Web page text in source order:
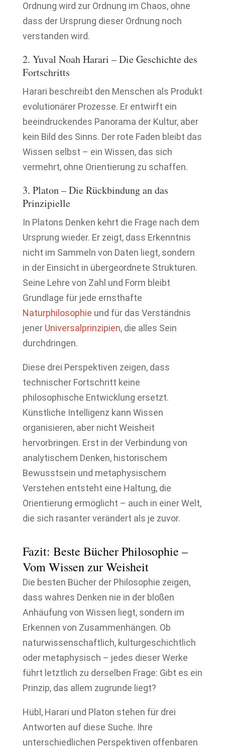
Ordnung wird zur Ordnung im Chaos, ohne
dass der Ursprung dieser Ordnung noch
verstanden wird.
2. Yuval Noah Harari – Die Geschichte des
Fortschritts
Harari beschreibt den Menschen als Produkt
evolutionärer Prozesse. Er entwirft ein
beeindruckendes Panorama der Kultur, aber
kein Bild des Sinns. Der rote Faden bleibt das
Wissen selbst – ein Wissen, das sich
vermehrt, ohne Orientierung zu schaffen.
3. Platon – Die Rückbindung an das
Prinzipielle
In Platons Denken kehrt die Frage nach dem
Ursprung wieder. Er zeigt, dass Erkenntnis
nicht im Sammeln von Daten liegt, sondern
in der Einsicht in übergeordnete Strukturen.
Seine Lehre von Zahl und Form bleibt
Grundlage für jede ernsthafte
Naturphilosophie und für das Verständnis
jener Universalprinzipien, die alles Sein
durchdringen.
Diese drei Perspektiven zeigen, dass
technischer Fortschritt keine
philosophische Entwicklung ersetzt.
Künstliche Intelligenz kann Wissen
organisieren, aber nicht Weisheit
hervorbringen. Erst in der Verbindung von
analytischem Denken, historischem
Bewusstsein und metaphysischem
Verstehen entsteht eine Haltung, die
Orientierung ermöglicht – auch in einer Welt,
die sich rasanter verändert als je zuvor.
Fazit: Beste Bücher Philosophie –
Vom Wissen zur Weisheit
Die besten Bücher der Philosophie zeigen,
dass wahres Denken nie in der bloßen
Anhäufung von Wissen liegt, sondern im
Erkennen von Zusammenhängen. Ob
naturwissenschaftlich, kulturgeschichtlich
oder metaphysisch – jedes dieser Werke
führt letztlich zu derselben Frage: Gibt es ein
Prinzip, das allem zugrunde liegt?
Hübl, Harari und Platon stehen für drei
Antworten auf diese Suche. Ihre
unterschiedlichen Perspektiven offenbaren